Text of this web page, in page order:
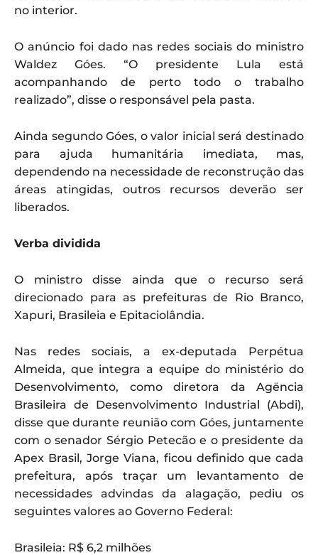
no interior.
O anúncio foi dado nas redes sociais do ministro
Waldez Góes. “O presidente Lula está
acompanhando de perto todo o trabalho
realizado”, disse o responsável pela pasta.
Ainda segundo Góes, o valor inicial será destinado
para ajuda humanitária imediata, mas,
dependendo na necessidade de reconstrução das
áreas atingidas, outros recursos deverão ser
liberados.
Verba dividida
O ministro disse ainda que o recurso será
direcionado para as prefeituras de Rio Branco,
Xapuri, Brasileia e Epitaciolândia.
Nas redes sociais, a ex-deputada Perpétua
Almeida, que integra a equipe do ministério do
Desenvolvimento, como diretora da Agëncia
Brasileira de Desenvolvimento Industrial (Abdi),
disse que durante reunião com Góes, juntamente
com o senador Sérgio Petecão e o presidente da
Apex Brasil, Jorge Viana, ficou definido que cada
prefeitura, após traçar um levantamento de
necessidades advindas da alagação, pediu os
seguintes valores ao Governo Federal:
Brasileia: R$ 6,2 milhões